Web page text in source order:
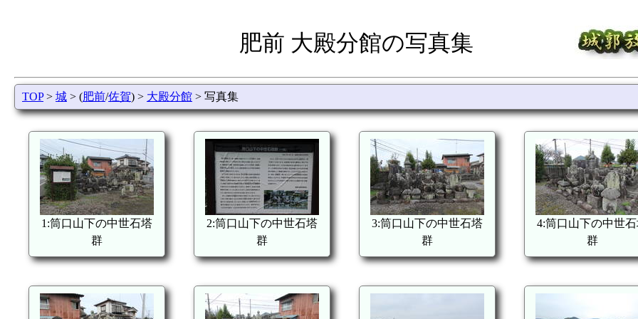
肥前 大殿分館の写真集
TOP> 城 > (肥前/佐賀) > 大殿分館 > 写真集
1:筒口山下の中世石塔
群
2:筒口山下の中世石塔
群
3:筒口山下の中世石塔
群
4:筒口山下の中世
群